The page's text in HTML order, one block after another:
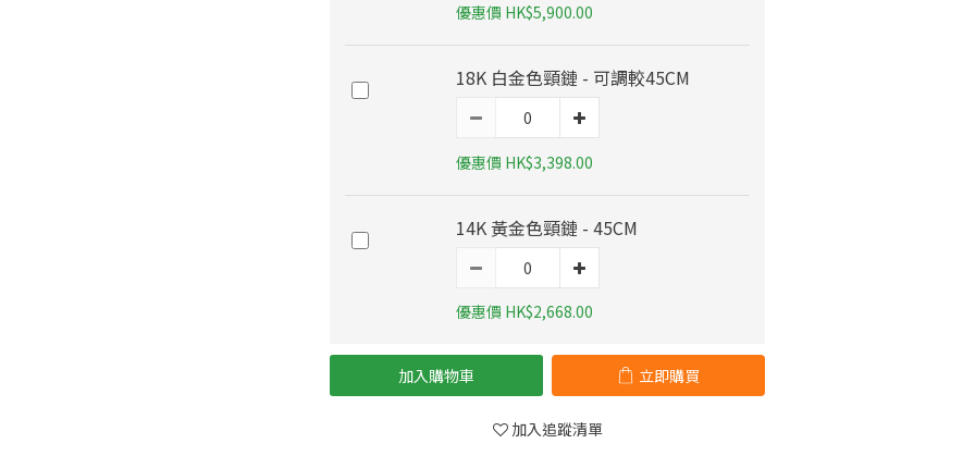
優惠價 HK$5,900.00
18K 白金色頸鏈 - 可調較45CM
優惠價 HK$3,398.00
14K 黃金色頸鏈 - 45CM
優惠價 HK$2,668.00
加入購物車 立即購買
加入追蹤清單